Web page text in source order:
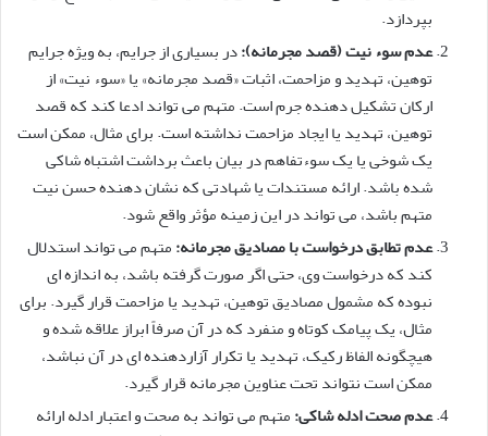
بپردازد.
عدم سوء نیت (قصد مجرمانه):در بسیاری از جرایم، به ویژه جرایم
توهین، تهدید و مزاحمت، اثبات «قصد مجرمانه» یا «سوء نیت» از
ارکان تشکیل دهنده جرم است. متهم می تواند ادعا کند که قصد
توهین، تهدید یا ایجاد مزاحمت نداشته است. برای مثال، ممکن است
یک شوخی یا یک سوءتفاهم در بیان باعث برداشت اشتباه شاکی
شده باشد. ارائه مستندات یا شهادتی که نشان دهنده حسن نیت
متهم باشد، می تواند در این زمینه مؤثر واقع شود.
عدم تطابق درخواست با مصادیق مجرمانه:متهم می تواند استدلال
کند که درخواست وی، حتی اگر صورت گرفته باشد، به اندازه ای
نبوده که مشمول مصادیق توهین، تهدید یا مزاحمت قرار گیرد. برای
مثال، یک پیامک کوتاه و منفرد که در آن صرفاً ابراز علاقه شده و
هیچگونه الفاظ رکیک، تهدید یا تکرار آزاردهنده ای در آن نباشد،
ممکن است نتواند تحت عناوین مجرمانه قرار گیرد.
عدم صحت ادله شاکی:متهم می تواند به صحت و اعتبار ادله ارائه